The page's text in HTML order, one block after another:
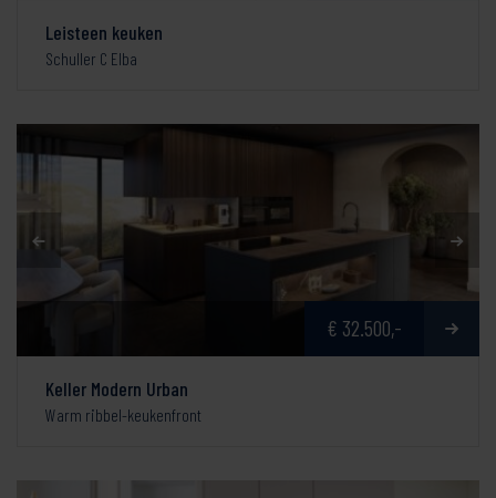
Leisteen keuken
Schuller C Elba
€ 32.500,-
Keller Modern Urban
Warm ribbel-keukenfront